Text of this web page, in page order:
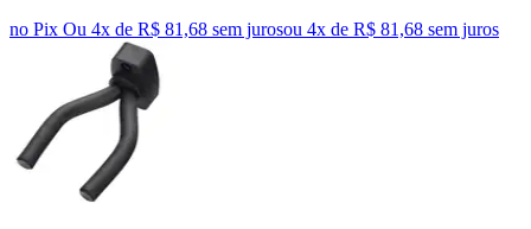
no Pix Ou 4x de R$ 81,68 sem jurosou 4x de R$ 81,68 sem juros